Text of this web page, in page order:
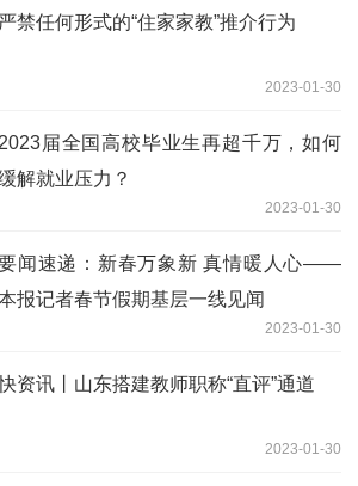
严禁任何形式的“住家家教”推介行为
2023-01-30
2023届全国高校毕业生再超千万，如何
解就业压力？
2023-01-30
闻速递：新春万象新 真情暖人心——
报记者春节假期基层一线见闻
2023-01-30
资讯丨山东搭建教师职称“直评”通道
2023-01-30